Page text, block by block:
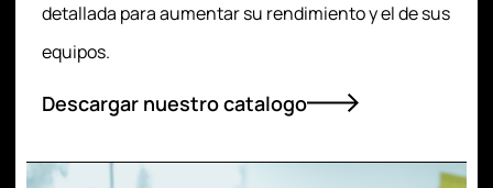
detallada para aumentar su rendimiento y el de sus
equipos.
Descargar nuestro catalogo